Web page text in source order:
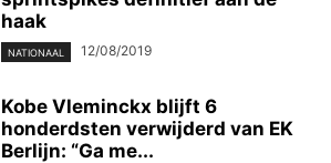
haak
NATIONAAL 12/08/2019
Kobe Vleminckx blijft 6
honderdsten verwijderd van EK
Berlijn: “Ga me...